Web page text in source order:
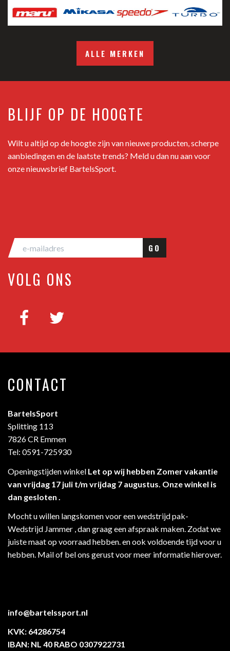
ALLE MERKEN
BLIJF OP DE HOOGTE
Wilt u altijd op de hoogte zijn van nieuwe producten, scherpe
aanbiedingen en de laatste trends? Meld u dan nu aan voor
onze nieuwsbrief BartelsSport.
GO
VOLG ONS
CONTACT
BartelsSport
Splitting 113
7826 CR Emmen
Tel: 0591-725930
Openingstijden winkel Let op wij hebben Zomer vakantie
van vrijdag 17 juli t/m vrijdag 7 augustus. Onze winkel is
dan gesloten .
Mocht u willen langskomen voor een wedstrijd pak-
Wedstrijd Jammer , dan graag een afspraak maken. Zodat we
juiste maat op voorraad hebben. en ook voldoende tijd voor u
hebben. Mail of bel ons gerust voor meer informatie hierover.
info@bartelssport.nl
KVK: 64286754
IBAN: NL 40 RABO 0307922731